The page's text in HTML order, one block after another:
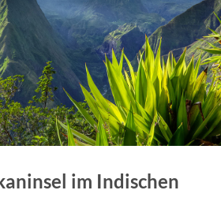
im Indischen